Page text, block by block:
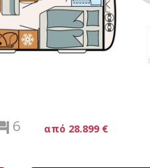
6 από 28.899 €